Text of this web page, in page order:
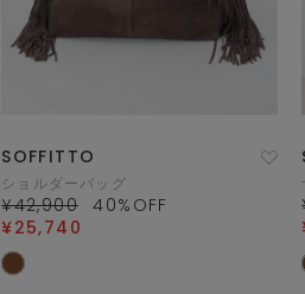
SOFFITTO
ショルダーバッグ
¥42,900 40%OFF
¥25,740